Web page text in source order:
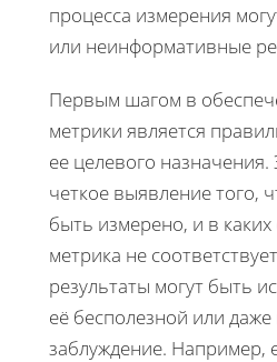
процесса измерения
или неинформативные
Первым шагом в
метрики является
ее целевого
четкое выявление того,
быть измерено, и в каких
метрика не
результаты могут быть
её бесполезной или
заблуждение. Например,